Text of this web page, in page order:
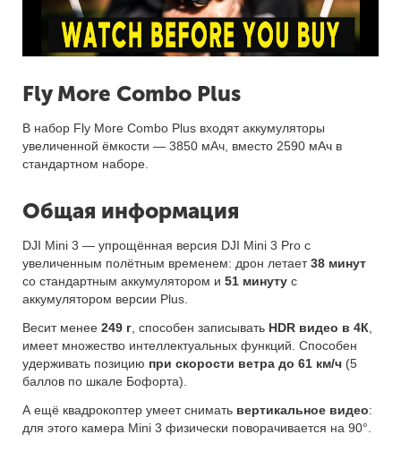
Fly More Combo Plus
В набор Fly More Combo Plus входят аккумуляторы
увеличенной ёмкости — 3850 мАч, вместо 2590 мАч в
стандартном наборе.
Общая информация
DJI Mini 3 — упрощённая версия DJI Mini 3 Pro с
увеличенным полётным временем: дрон летает38 минут
со стандартным аккумулятором и 51 минуту с
аккумулятором версии Plus.
Весит менее 249 г , способен записывать HDR видео в 4К
имеет множество интеллектуальных функций. Способен
удерживать позицию при скорости ветра до 61 км/ч (5
баллов по шкале Бофорта).
А ещё квадрокоптер умеет снимать вертикальное видео:
для этого камера Mini 3 физически поворачивается на 90°.